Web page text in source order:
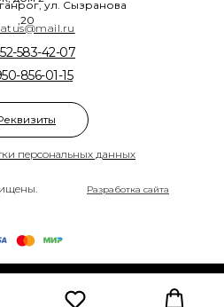
персональных данных
856-01-15
583-42-07
ул. Сызранова
,20
Разработка сайта
Tilda